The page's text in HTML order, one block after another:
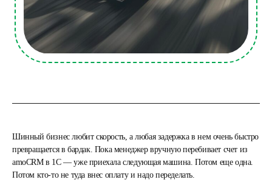
Шинный бизнес любит скорость, а любая задержка в нем очень быстро
превращается в бардак. Пока менеджер вручную перебивает счет из
amoCRM в 1С — уже приехала следующая машина. Потом еще одна.
Потом кто-то не туда внес оплату и надо переделать.